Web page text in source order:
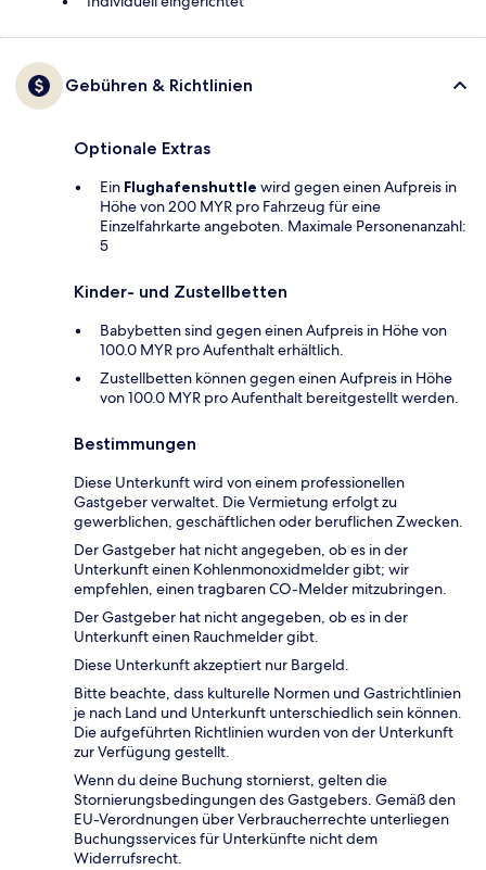
Gebühren & Richtlinien
Optionale Extras
Ein Flughafenshuttle wird gegen einen Aufpreis in
Höhe von 200 MYR pro Fahrzeug für eine
Einzelfahrkarte angeboten. Maximale Personenanzahl:
5
Kinder- und Zustellbetten
Babybetten sind gegen einen Aufpreis in Höhe von
100.0 MYR pro Aufenthalt erhältlich.
Zustellbetten können gegen einen Aufpreis in Höhe
von 100.0 MYR pro Aufenthalt bereitgestellt werden.
Bestimmungen
Diese Unterkunft wird von einem professionellen
Gastgeber verwaltet. Die Vermietung erfolgt zu
gewerblichen, geschäftlichen oder beruflichen Zwecken.
Der Gastgeber hat nicht angegeben, ob es in der
Unterkunft einen Kohlenmonoxidmelder gibt; wir
empfehlen, einen tragbaren CO-Melder mitzubringen.
Der Gastgeber hat nicht angegeben, ob es in der
Unterkunft einen Rauchmelder gibt.
Diese Unterkunft akzeptiert nur Bargeld.
Bitte beachte, dass kulturelle Normen und Gastrichtlinien
je nach Land und Unterkunft unterschiedlich sein können.
Die aufgeführten Richtlinien wurden von der Unterkunft
zur Verfügung gestellt.
Wenn du deine Buchung stornierst, gelten die
Stornierungsbedingungen des Gastgebers. Gemäß den
EU-Verordnungen über Verbraucherrechte unterliegen
Buchungsservices für Unterkünfte nicht dem
Widerrufsrecht.